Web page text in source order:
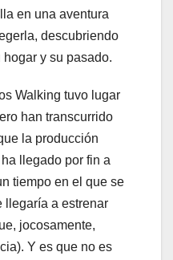
en una aventura
descubriendo
hogar y su pasado.
Walking tuvo lugar
han transcurrido
la producción
llegado por fin a
tiempo en el que se
llegaría a estrenar
jocosamente,
Y es que no es